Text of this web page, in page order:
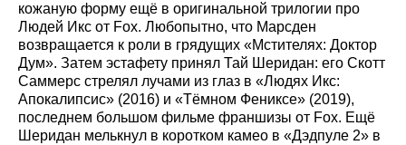
кожаную форму ещё в оригинальной трилогии про
Людей Икс от Fox. Любопытно, что Марсден
возвращается к роли в грядущих «Мстителях: Доктор
Дум». Затем эстафету принял Тай Шеридан: его Скотт
Саммерс стрелял лучами из глаз в «Людях Икс:
Апокалипсис» (2016) и «Тёмном Фениксе» (2019),
последнем большом фильме франшизы от Fox. Ещё
Шеридан мелькнул в коротком камео в «Дэдпуле 2» в